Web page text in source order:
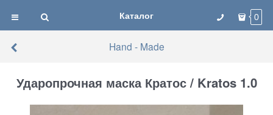
Каталог 0
Hand - Made
Ударопрочная маска Кратос / Kratos 1.0